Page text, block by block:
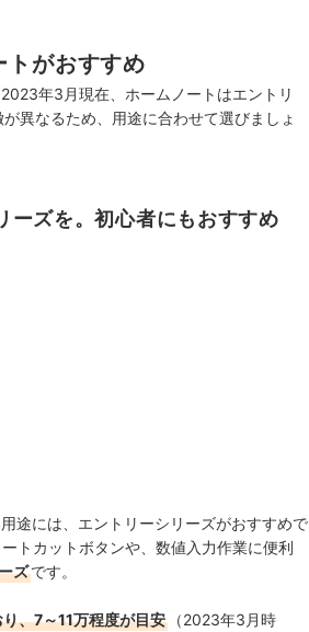
トがおすすめ
年3月現在、 ホームノートはエントリ
異なるため、用途に合わせて選びましょ
ーズを。初心者にもおすすめ
途には、エントリーシリーズがおすすめで
トカットボタンや、数値入力作業に便利
ズです。
、7～11万程度が目安
（2023年3月時